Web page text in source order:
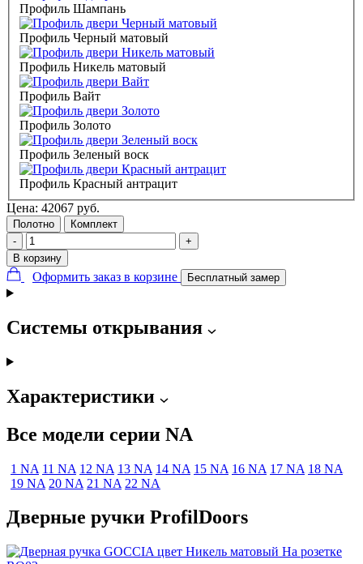
Профиль Шампань
Профиль Черный матовый
Профиль Никель матовый
Профиль Вайт
Профиль Золото
Профиль Зеленый воск
Профиль Красный антрацит
Цена: 42067 руб.
Полотно
Комплект
-
+
В корзину
Оформить заказ в корзине Бесплатный замер
Системы открывания
Характеристики
Все модели серии NA
1 NA 11 NA 12 NA 13 NA 14 NA 15 NA 16 NA 17 NA 18 NA
19 NA 20 NA 21 NA 22 NA
Дверные ручки ProfilDoors